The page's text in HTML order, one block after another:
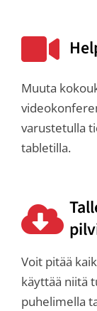
Muuta
varustetulla
tabletilla.
Voit pitää
käyttää niitä
puhelimella